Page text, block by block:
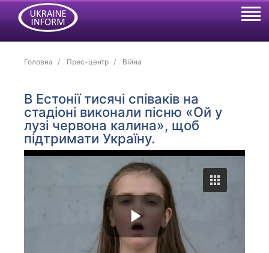
Головна Прес-центр Війна
В Естонії тисячі співаків на
стадіоні виконали пісню «Ой у
лузі червона калина», щоб
підтримати Україну.
P